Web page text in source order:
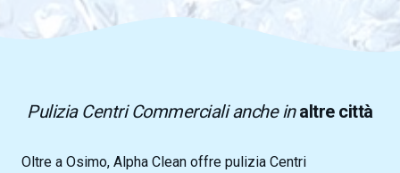
Pulizia Centri Commerciali anche inaltre città
Oltre a Osimo, Alpha Clean offre pulizia Centri